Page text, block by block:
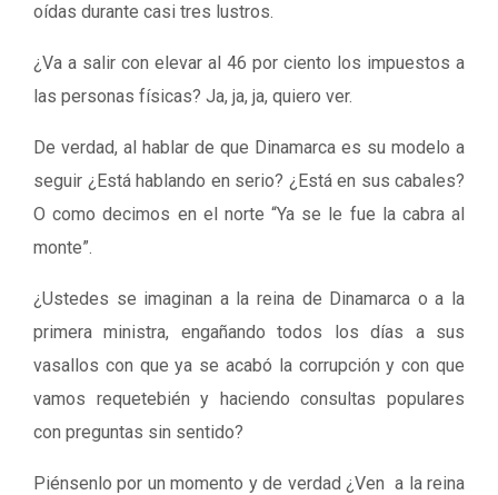
oídas durante casi tres lustros.
¿Va a salir con elevar al 46 por ciento los impuestos a
las personas físicas? Ja, ja, ja, quiero ver.
De verdad, al hablar de que Dinamarca es su modelo a
seguir ¿Está hablando en serio? ¿Está en sus cabales?
O como decimos en el norte “Ya se le fue la cabra al
monte”.
¿Ustedes se imaginan a la reina de Dinamarca o a la
primera ministra, engañando todos los días a sus
vasallos con que ya se acabó la corrupción y con que
vamos requetebién y haciendo consultas populares
con preguntas sin sentido?
Piénsenlo por un momento y de verdad ¿Ven a la reina